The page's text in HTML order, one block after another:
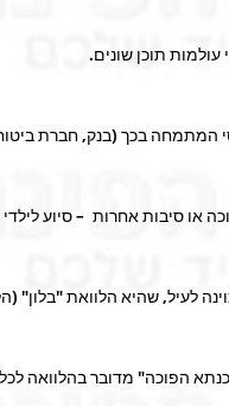
תוכן שונים.
המתמחה בכך (בנק, חברת
או סיבות אחרות – סיוע
לעיל, שהיא הלוואת "בלון"
הפוכה" מדובר בהלוואה